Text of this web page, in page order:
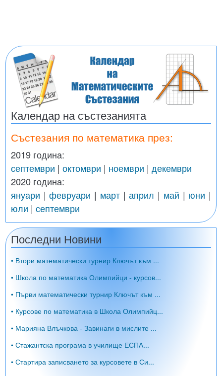
Календар на състезанията
Състезания по математика през:
2019 година:
септември | октомври | ноември | декември
2020 година:
януари |февруари | март|април | май | юни |
юли | септември
Последни Новини
• Втори математически турнир Ключът към ...
• Школа по математика Олимпийци - курсов...
• Първи математически турнир Ключът към ...
• Курсове по математика в Школа Олимпийц...
• Марияна Влъчкова - Завинаги в мислите ...
• Стажантска програма в училище ЕСПА...
• Стартира записването за курсовете в Си...